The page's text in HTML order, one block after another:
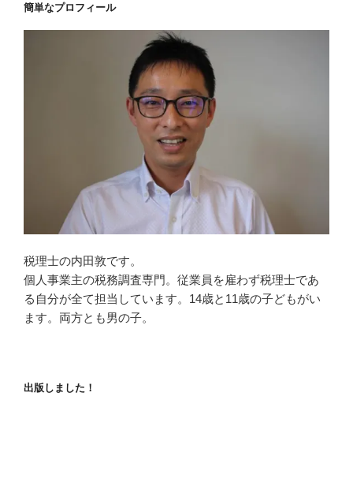
簡単なプロフィール
税理士の内田敦です。
個人事業主の税務調査専門。従業員を雇わず税理士であ
る自分が全て担当しています。14歳と11歳の子どもがい
ます。両方とも男の子。
出版しました！